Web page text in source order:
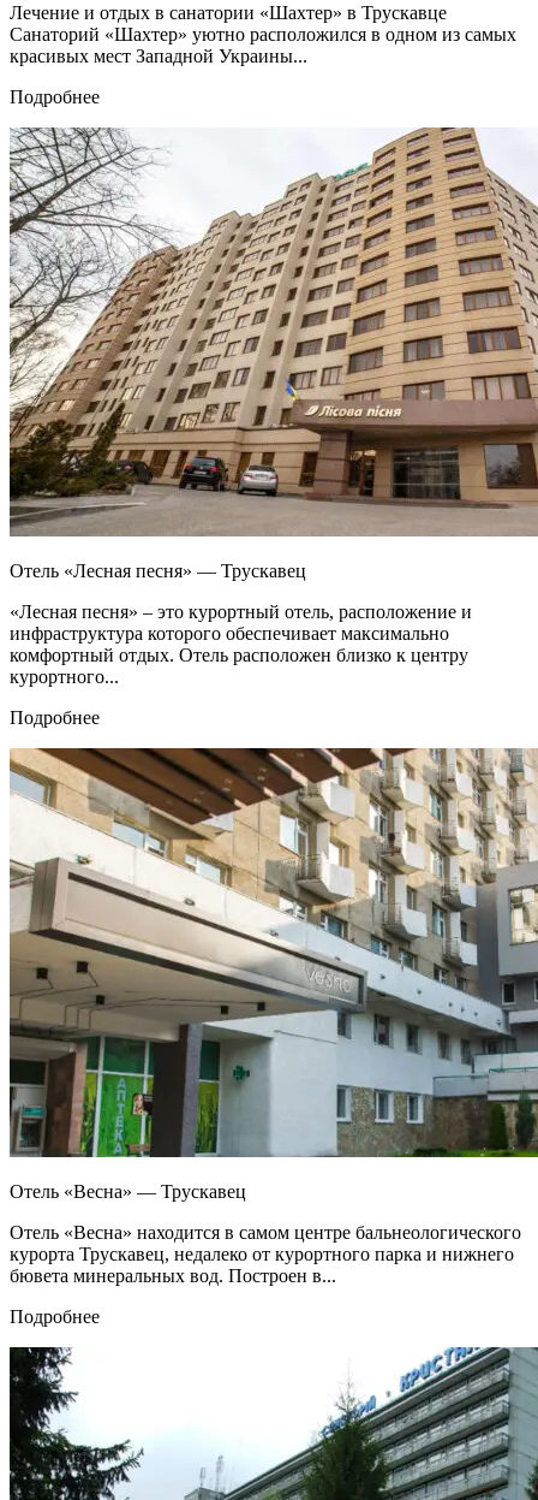
Лечение и отдых в санатории «Шахтер» в Трускавце
Санаторий «Шахтер» уютно расположился в одном из самых
красивых мест Западной Украины...
Подробнее
Отель «Лесная песня» — Трускавец
«Лесная песня» – это курортный отель, расположение и
инфраструктура которого обеспечивает максимально
комфортный отдых. Отель расположен близко к центру
курортного...
Подробнее
Отель «Весна» — Трускавец
Отель «Весна» находится в самом центре бальнеологического
курорта Трускавец, недалеко от курортного парка и нижнего
бювета минеральных вод. Построен в...
Подробнее